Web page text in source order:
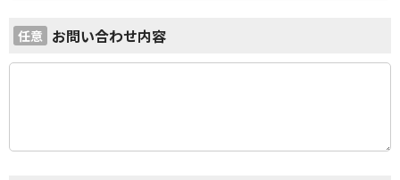
任意 お問い合わせ内容